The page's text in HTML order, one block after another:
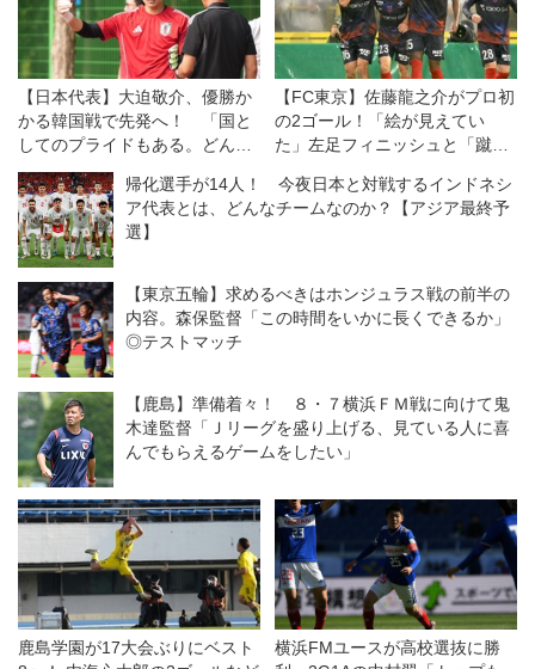
【日本代表】大迫敬介、優勝か
かる韓国戦で先発へ！ 「国と
してのプライドもある。どんな
形であれ、勝ちたい」
【FC東京】佐藤龍之介がプロ初
の2ゴール！「絵が見えてい
た」左足フィニッシュと「蹴ら
形に
帰化選手が14人！ 今夜日本と対戦するインドネシ
ア代表とは、どんなチームなのか？【アジア最終予
選】
【東京五輪】求めるべきはホンジュラス戦の前半の
内容。森保監督「この時間をいかに長くできるか」
◎テストマッチ
【鹿島】準備着々！ ８・７横浜ＦＭ戦に向けて鬼
木達監督「Ｊリーグを盛り上げる、見ている人に喜
んでもらえるゲームをしたい」
鹿島学園が17大会ぶりにベスト
横浜FMユースが高校選抜に勝